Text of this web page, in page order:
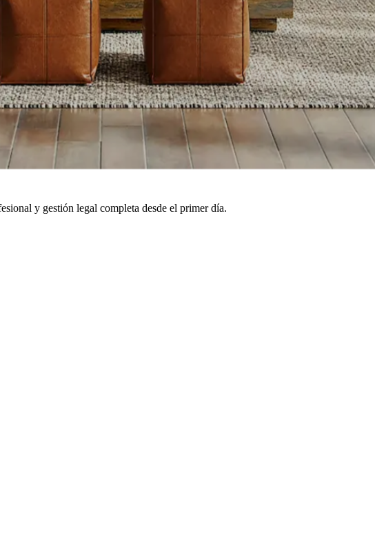
y gestión legal completa desde el primer día.